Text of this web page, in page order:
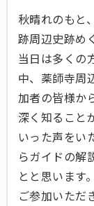
秋晴れのもと
跡周辺史跡め
当日は多くの
中、薬師寺周
加者の皆様か
深く知ること
いった声をい
らガイドの解
とと思います。
ご参加いただ